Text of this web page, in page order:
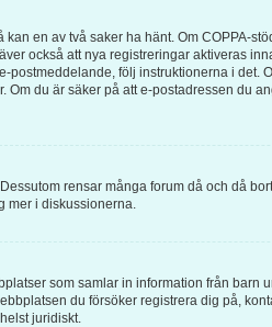
en av två saker ha hänt. Om COPPA-
också att nya registreringar aktiveras
följ instruktionerna i det.
du är säker på att e-postadressen du
rensar många forum då och då
mer i diskussionerna.
som samlar in information från barn
du försöker registrera dig på,
juridiskt.